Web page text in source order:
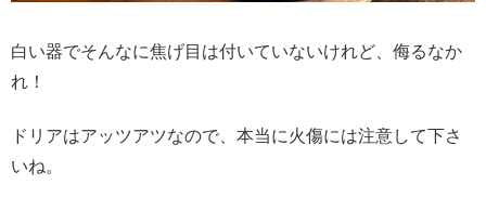
白い器でそんなに焦げ目は付いていないけれど、侮るなか
れ！
ドリアはアッツアツなので、本当に火傷には注意して下さ
いね。